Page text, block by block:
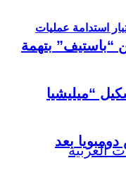
القرار 2719 واختبار استدامة عمليات
“باستيف” بتهمة
“ميليشيا
بعد